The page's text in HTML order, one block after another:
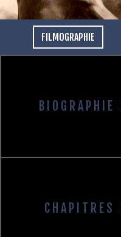
FILMOGRAPHIE
BIOGRAPHIE
CHAPITRES